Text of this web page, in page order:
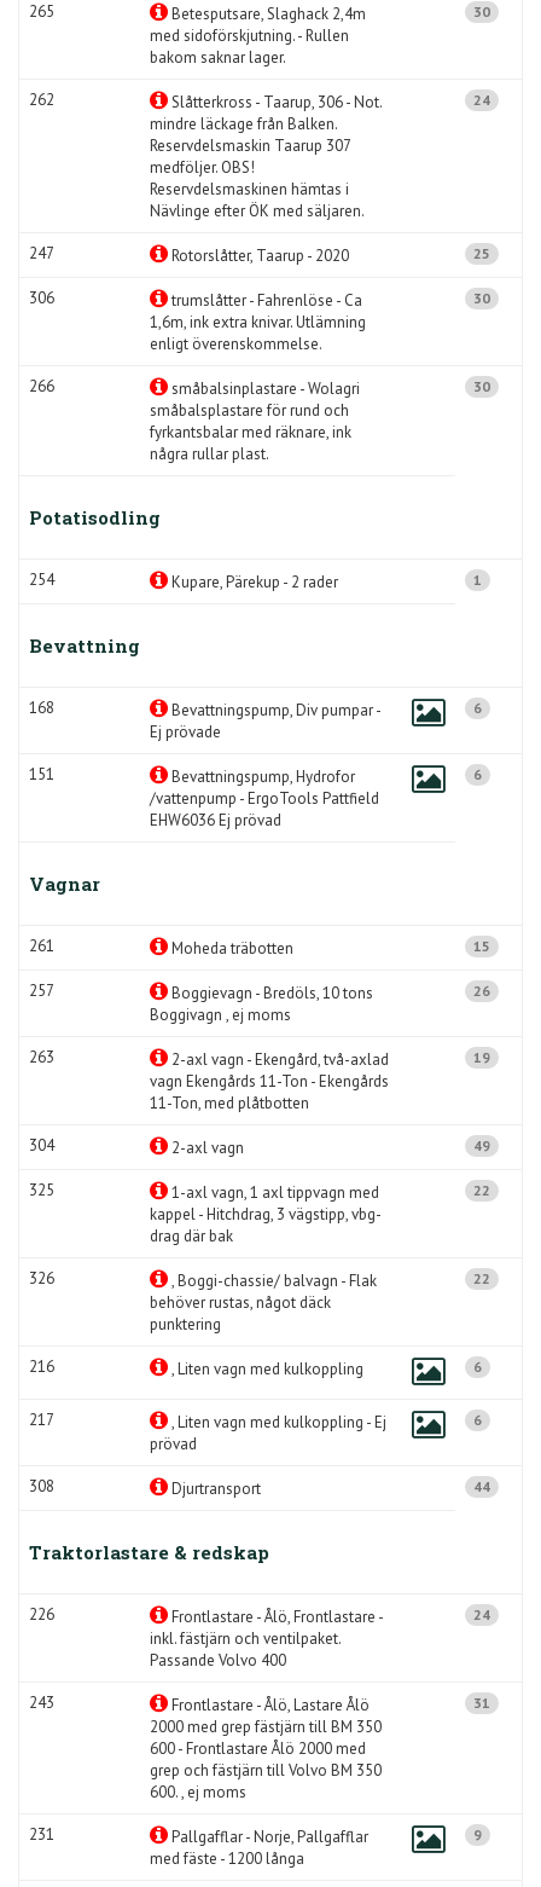
265
Betesputsare, Slaghack 2,4m
med sidoförskjutning. - Rullen
bakom saknar lager.
30
262
Slåtterkross - Taarup, 306 - Not.
mindre läckage från Balken.
Reservdelsmaskin Taarup 307
medföljer. OBS!
Reservdelsmaskinen hämtas i
Nävlinge efter ÖK med säljaren.
24
247 Rotorslåtter, Taarup - 2020 25
306
trumslåtter - Fahrenlöse - Ca
1,6m, ink extra knivar. Utlämning
enligt överenskommelse.
30
266
småbalsinplastare - Wolagri
småbalsplastare för rund och
fyrkantsbalar med räknare, ink
några rullar plast.
30
Potatisodling
254 Kupare, Pärekup - 2 rader 1
Bevattning
168
Bevattningspump, Div pumpar -
Ej prövade
6
151
Bevattningspump, Hydrofor
/vattenpump - ErgoTools Pattfield
EHW6036 Ej prövad
6
Vagnar
261 Moheda träbotten 15
257
Boggievagn - Bredöls, 10 tons
Boggivagn , ej moms
26
263
2-axl vagn - Ekengård, två-axlad
vagn Ekengårds 11-Ton - Ekengårds
11-Ton, med plåtbotten
19
304 2-axl vagn 49
325
1-axl vagn, 1 axl tippvagn med
kappel - Hitchdrag, 3 vägstipp, vbg-
drag där bak
22
326
, Boggi-chassie/ balvagn - Flak
behöver rustas, något däck
punktering
22
216 , Liten vagn med kulkoppling 6
217
, Liten vagn med kulkoppling - Ej
prövad
6
308 Djurtransport 44
Traktorlastare & redskap
226
Frontlastare - Ålö, Frontlastare -
inkl. fästjärn och ventilpaket.
Passande Volvo 400
24
243
Frontlastare - Ålö, Lastare Ålö
2000 med grep fästjärn till BM 350
600 - Frontlastare Ålö 2000 med
grep och fästjärn till Volvo BM 350
600. , ej moms
31
231
Pallgafflar - Norje, Pallgafflar
med fäste - 1200 långa
9